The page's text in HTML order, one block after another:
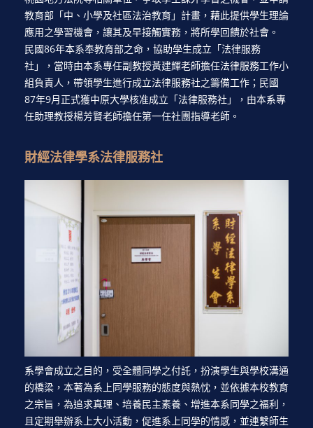
教育部「中、小學及社區法治教育」計畫，藉此提供學生理論
應用之學習機會，讓其及早接觸實務，將所學回饋於社會。
民國86年本系奉教育部之命，協助學生成立「法律服務
社」，當時由本系專任副教授黃建輝老師擔任法律服務工作小
組負責人，帶領學生進行成立法律服務社之籌備工作；民國
87年9月正式獲中原大學核准成立「法律服務社」，由本系專
任助理教授楊芳賢老師擔任第一任社團指導老師。
財經法律學系法律服務社​
系學會成立之目的，受全體同學之付託，扮演學生與學校溝通
的橋梁，本著為系上同學服務的態度與熱忱，並依據本校教育
之宗旨，為追求真理、培養民主素養、增進本系同學之福利，
且定期舉辦系上大小活動，促進系上同學的情感，並連繫師生